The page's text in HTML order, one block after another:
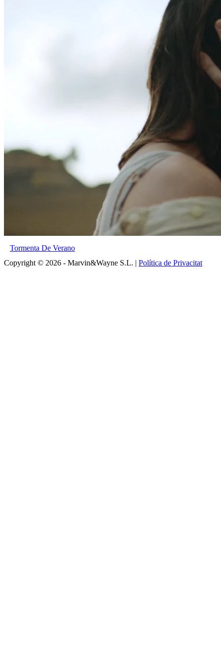
Tormenta De Verano
Copyright © 2026 - Marvin&Wayne S.L. | Política de Privacitat